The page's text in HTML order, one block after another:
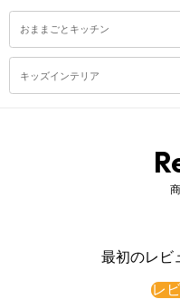
おままごとキッチン
キッズインテリア
最初のレビ
レ